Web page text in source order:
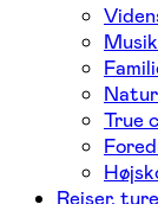
True
Rejser,